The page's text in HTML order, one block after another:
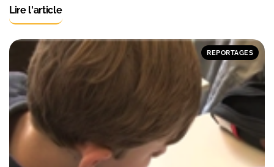
Lire l'article
REPORTAGES